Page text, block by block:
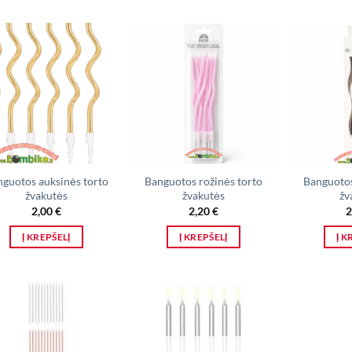
auksinės torto
žvakutės
2,00€
Į KREPŠELĮ
Banguotos rožinės torto
žvakutės
2,20€
Į KREPŠELĮ Į